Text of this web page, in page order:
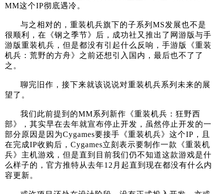
MM这个IP彻底遇冷。
与之相对的，重装机兵旗下的子系列MS发展也不是
很顺利，在《钢之季节》后，成功社又推出了网游版与手
游版重装机兵，但是都没有引起什么反响，手游版《重装
机兵：荒野的方舟》之前还想引入国内，最后也不了了
之。
聊完旧作，接下来就该说说对重装机兵系列未来的展
望了。
我们此前提到的MM系列新作《重装机兵：狂野西
部》，其实早在去年就宣布停止开发，虽然停止开发的一
部分原因是因为Cygames要接手《重装机兵》这个IP，且
在完成IP收购后，Cygames立刻表示要制作一款《重装机
兵》主机游戏，但是直到目前我们仍不知道这款游戏是什
么样子的，官方推特从去年12月起直到现在都没有什么内
容更新。